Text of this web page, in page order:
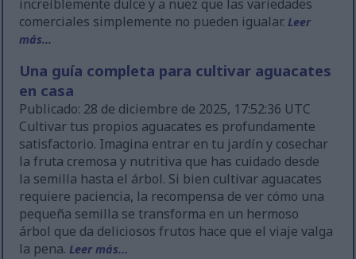
increíblemente dulce y a nuez que las variedades
comerciales simplemente no pueden igualar.Leer
más...
Una guía completa para cultivar aguacates
en casa
Publicado: 28 de diciembre de 2025, 17:52:36 UTC
Cultivar tus propios aguacates es profundamente
satisfactorio. Imagina entrar en tu jardín y cosechar
la fruta cremosa y nutritiva que has cuidado desde
la semilla hasta el árbol. Si bien cultivar aguacates
requiere paciencia, la recompensa de ver cómo una
pequeña semilla se transforma en un hermoso
árbol que da deliciosos frutos hace que el viaje valga
la pena.Leer más...